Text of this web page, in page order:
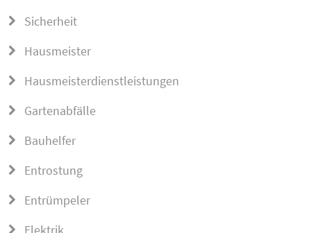
Sicherheit
Hausmeister
Hausmeisterdienstleistungen
Gartenabfälle
Bauhelfer
Entrostung
Entrümpeler